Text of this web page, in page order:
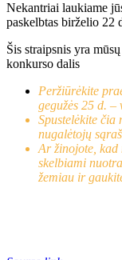
Nekantriai laukiame
paskelbtas birželio 22
Šis straipsnis yra
konkurso dalis
Peržiūrėkite
gegužės 25 d. –
Spustelėkite čia
nugalėtojų
Ar žinojote, kad
skelbiami
žemiau ir